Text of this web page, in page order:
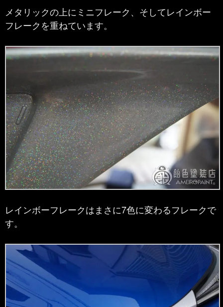
メタリックの上にミニフレーク、そしてレインボー
フレークを重ねています。
レインボーフレークはまさに7色に変わるフレークで
す。